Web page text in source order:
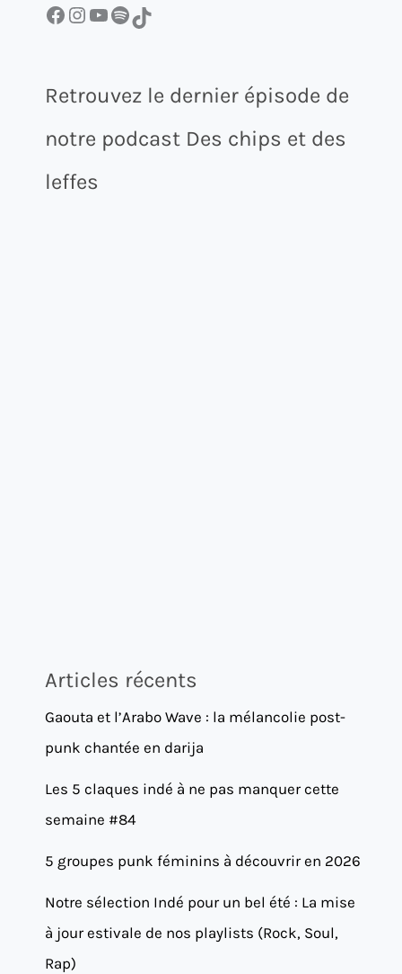
Facebook InstagramYouTube Spotify TikTok
Retrouvez le dernier épisode de
notre podcast Des chips et des
leffes
Articles récents
Gaouta et l’Arabo Wave : la mélancolie post-
punk chantée en darija
Les 5 claques indé à ne pas manquer cette
semaine #84
5 groupes punk féminins à découvrir en 2026
Notre sélection Indé pour un bel été : La mise
à jour estivale de nos playlists (Rock, Soul,
Rap)